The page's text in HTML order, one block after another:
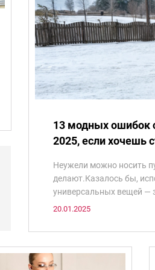
13 модных ошибок
2025, если хочешь
Неужели можно носить
делают.Казалось бы,
универсальных вещей —
нереально.Сейчас
минимум 13 сочетаний,
носить пуховик НЕ
20.01.2025